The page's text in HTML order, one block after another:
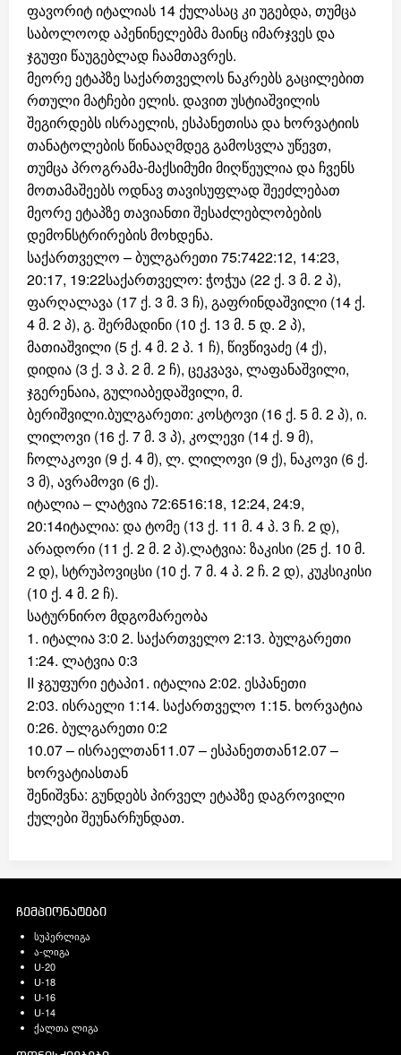
ფავორიტ იტალიას 14 ქულასაც კი უგებდა, თუმცა
საბოლოოდ აპენინელებმა მაინც იმარჯვეს და
ჯგუფი წაუგებლად ჩაამთავრეს.
მეორე ეტაპზე საქართველოს ნაკრებს გაცილებით
რთული მატჩები ელის. დავით უსტიაშვილის
შეგირდებს ისრაელის, ესპანეთისა და ხორვატიის
თანატოლების წინააღმდეგ გამოსვლა უწევთ,
თუმცა პროგრამა-მაქსიმუმი მიღწეულია და ჩვენს
მოთამაშეებს ოდნავ თავისუფლად შეეძლებათ
მეორე ეტაპზე თავიანთი შესაძლებლობების
დემონსტრირების მოხდენა.
საქართველო – ბულგარეთი 75:7422:12, 14:23,
20:17, 19:22საქართველო: ჭოჭუა (22 ქ. 3 მ. 2 პ),
ფარღალავა (17 ქ. 3 მ. 3 ჩ), გაფრინდაშვილი (14 ქ.
4 მ. 2 პ), გ. შერმადინი (10 ქ. 13 მ. 5 დ. 2 პ),
მათიაშვილი (5 ქ. 4 მ. 2 პ. 1 ჩ), წივწივაძე (4 ქ),
დიდია (3 ქ. 3 პ. 2 მ. 2 ჩ), ცეკვავა, ლაფანაშვილი,
ჯგერენაია, გულიაბედაშვილი, მ.
ბერიშვილი.ბულგარეთი: კოსტოვი (16 ქ. 5 მ. 2 პ), ი.
ლილოვი (16 ქ. 7 მ. 3 პ), კოლევი (14 ქ. 9 მ),
ჩოლაკოვი (9 ქ. 4 მ), ლ. ლილოვი (9 ქ), ნაკოვი (6 ქ.
3 მ), ავრამოვი (6 ქ).
იტალია – ლატვია 72:6516:18, 12:24, 24:9,
20:14იტალია: და ტომე (13 ქ. 11 მ. 4 პ. 3 ჩ. 2 დ),
არადორი (11 ქ. 2 მ. 2 პ).ლატვია: ზაკისი (25 ქ. 10 მ.
2 დ), სტრუპოვიცსი (10 ქ. 7 მ. 4 პ. 2 ჩ. 2 დ), კუკსიკისი
(10 ქ. 4 მ. 2 ჩ).
სატურნირო მდგომარეობა
1. იტალია 3:0 2. საქართველო 2:13. ბულგარეთი
1:24. ლატვია 0:3
II ჯგუფური ეტაპი1. იტალია 2:02. ესპანეთი
2:03. ისრაელი 1:14. საქართველო 1:15. ხორვატია
0:26. ბულგარეთი 0:2
10.07 – ისრაელთან11.07 – ესპანეთთან12.07 –
ხორვატიასთან
შენიშვნა: გუნდებს პირველ ეტაპზე დაგროვილი
ქულები შეუნარჩუნდათ.
ჩემპიონატები
სუპერლიგა
ა-ლიგა
U-20
U-18
U-16
U-14
ქალთა ლიგა